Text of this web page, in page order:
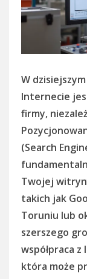
W
Internecie
firmy,
(Search
Twojej
takich jak
Toruniu lub
szerszego
współpraca
która może